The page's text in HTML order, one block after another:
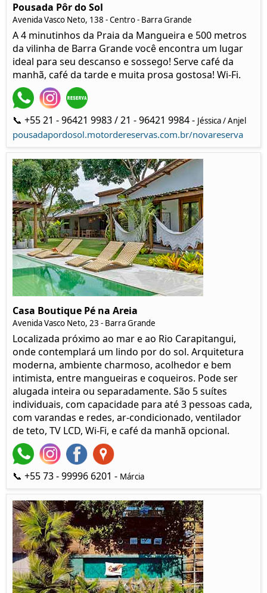
Pousada Pôr do Sol
Avenida Vasco Neto, 138 - Centro - Barra Grande
A 4 minutinhos da Praia da Mangueira e 500 metros
da vilinha de Barra Grande você encontra um lugar
ideal para seu descanso e sossego! Serve café da
manhã, café da tarde e muita prosa gostosa! Wi-Fi.
📞 +55 21 - 96421 9983 / 21 - 96421 9984 - Jéssica / Anjel
pousadapordosol.motordereservas.com.br/novareserva
Casa Boutique Pé na Areia
Avenida Vasco Neto, 23 - Barra Grande
Localizada próximo ao mar e ao Rio Carapitangui,
onde contemplará um lindo por do sol. Arquitetura
moderna, ambiente charmoso, acolhedor e bem
intimista, entre mangueiras e coqueiros. Pode ser
alugada inteira ou separadamente. São 5 suítes
individuais, com capacidade para até 3 pessoas cada,
com varandas e redes, ar-condicionado, ventilador
de teto, TV LCD, Wi-Fi, e café da manhã opcional.
📞 +55 73 - 99996 6201 - Márcia